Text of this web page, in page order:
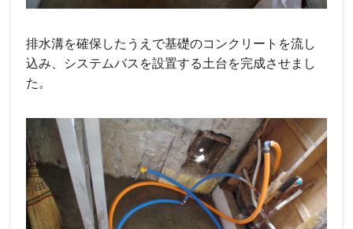
排水溝を確保したうえで基礎のコンクリートを流し
込み、システムバスを設置する土台を完成させまし
た。